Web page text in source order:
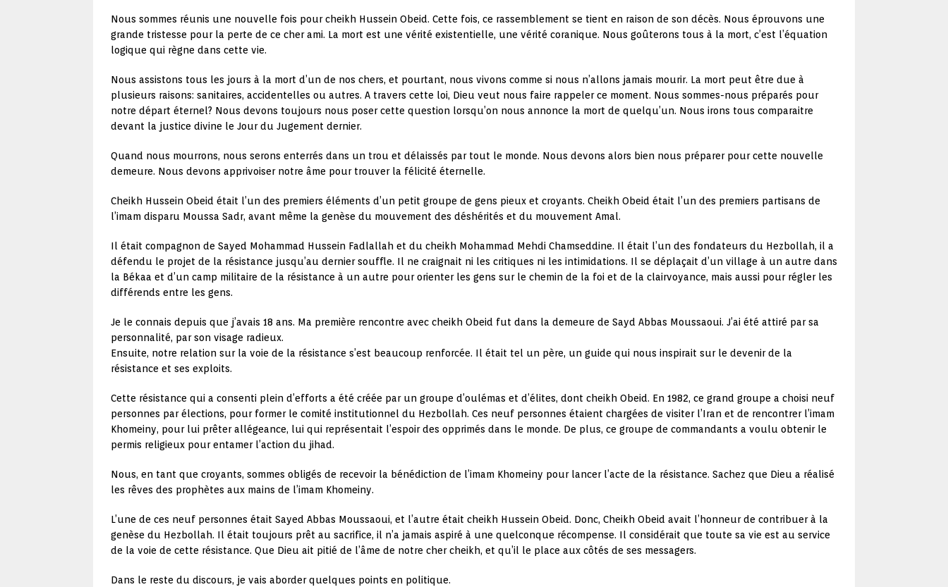
Nous sommes réunis une nouvelle fois pour cheikh Hussein Obeid. Cette fois, ce rassemblement se tient en raison de son décès. Nous éprouvons une
grande tristesse pour la perte de ce cher ami. La mort est une vérité existentielle, une vérité coranique. Nous goûterons tous à la mort, c’est l’équation
logique qui règne dans cette vie.
Nous assistons tous les jours à la mort d’un de nos chers, et pourtant, nous vivons comme si nous n’allons jamais mourir. La mort peut être due à
plusieurs raisons: sanitaires, accidentelles ou autres. A travers cette loi, Dieu veut nous faire rappeler ce moment. Nous sommes-nous préparés pour
notre départ éternel? Nous devons toujours nous poser cette question lorsqu’on nous annonce la mort de quelqu’un. Nous irons tous comparaitre
devant la justice divine le Jour du Jugement dernier.
Quand nous mourrons, nous serons enterrés dans un trou et délaissés par tout le monde. Nous devons alors bien nous préparer pour cette nouvelle
demeure. Nous devons apprivoiser notre âme pour trouver la félicité éternelle.
Cheikh Hussein Obeid était l’un des premiers éléments d’un petit groupe de gens pieux et croyants. Cheikh Obeid était l’un des premiers partisans de
l’imam disparu Moussa Sadr, avant même la genèse du mouvement des déshérités et du mouvement Amal.
Il était compagnon de Sayed Mohammad Hussein Fadlallah et du cheikh Mohammad Mehdi Chamseddine. Il était l’un des fondateurs du Hezbollah, il a
défendu le projet de la résistance jusqu’au dernier souffle. Il ne craignait ni les critiques ni les intimidations. Il se déplaçait d’un village à un autre dans
la Békaa et d’un camp militaire de la résistance à un autre pour orienter les gens sur le chemin de la foi et de la clairvoyance, mais aussi pour régler les
différends entre les gens.
Je le connais depuis que j’avais 18 ans. Ma première rencontre avec cheikh Obeid fut dans la demeure de Sayd Abbas Moussaoui. J’ai été attiré par sa
personnalité, par son visage radieux.
Ensuite, notre relation sur la voie de la résistance s’est beaucoup renforcée. Il était tel un père, un guide qui nous inspirait sur le devenir de la
résistance et ses exploits.
Cette résistance qui a consenti plein d’efforts a été créée par un groupe d’oulémas et d’élites, dont cheikh Obeid. En 1982, ce grand groupe a choisi neuf
personnes par élections, pour former le comité institutionnel du Hezbollah. Ces neuf personnes étaient chargées de visiter l’Iran et de rencontrer l’imam
Khomeiny, pour lui prêter allégeance, lui qui représentait l’espoir des opprimés dans le monde. De plus, ce groupe de commandants a voulu obtenir le
permis religieux pour entamer l’action du jihad.
Nous, en tant que croyants, sommes obligés de recevoir la bénédiction de l’imam Khomeiny pour lancer l’acte de la résistance. Sachez que Dieu a réalisé
les rêves des prophètes aux mains de l’imam Khomeiny.
L’une de ces neuf personnes était Sayed Abbas Moussaoui, et l’autre était cheikh Hussein Obeid. Donc, Cheikh Obeid avait l’honneur de contribuer à la
genèse du Hezbollah. Il était toujours prêt au sacrifice, il n’a jamais aspiré à une quelconque récompense. Il considérait que toute sa vie est au service
de la voie de cette résistance. Que Dieu ait pitié de l’âme de notre cher cheikh, et qu’il le place aux côtés de ses messagers.
Dans le reste du discours, je vais aborder quelques points en politique.